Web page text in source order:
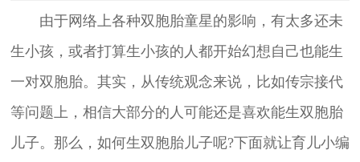
由于网络上各种双胞胎童星的影响，有太多还未
生小孩，或者打算生小孩的人都开始幻想自己也能生
一对双胞胎。其实，从传统观念来说，比如传宗接代
等问题上，相信大部分的人可能还是喜欢能生双胞胎
儿子。那么，如何生双胞胎儿子呢?下面就让育儿小编